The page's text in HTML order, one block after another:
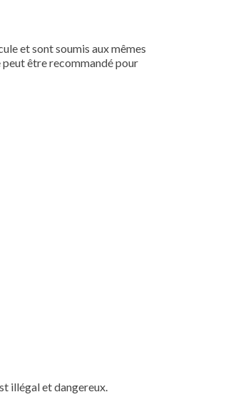
et sont soumis aux mêmes
peut être recommandé pour
illégal et dangereux.